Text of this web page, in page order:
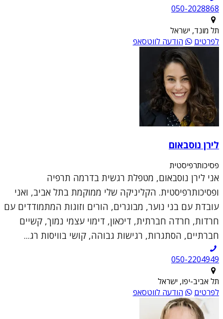
050-2028868
תל מונד, ישראל
לפרטים
הודעה לווטסאפ
לירן נוסבאום
פסיכותרפיסטית
אני לירן נוסבאום, מטפלת רגשית בדרמה תרפיה
ופסיכותרפיסטית. הקליניקה שלי ממוקמת בתל אביב, ואני
עובדת עם בני נוער, מבוגרים, הורים וזוגות המתמודדים עם
חרדות, חרדה חברתית, דיכאון, דימוי עצמי נמוך, קשיים
חברתיים, הסתגרות, רגישות גבוהה, קושי בוויסות רג...
050-2204949
תל אביב-יפו, ישראל
לפרטים
הודעה לווטסאפ